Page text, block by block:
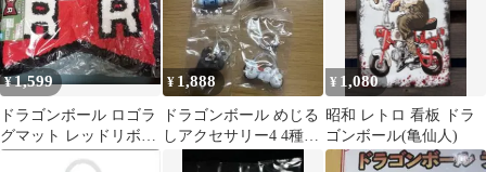
¥1,599
ドラゴンボール ロゴラ
グマット レッドリボン
軍
¥ 1,888
ドラゴンボール めじる
しアクセサリー4 4種セ
¥ 1,080
昭和 レトロ 看板 ドラ
ゴンボール(亀仙人)